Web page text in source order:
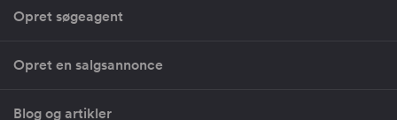
Opret søgeagent
Opret en salgsannonce
Blog og artikler